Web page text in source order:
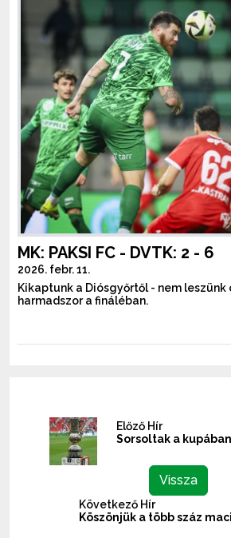
MK: PAKSI FC - DVTK: 2 - 6
2026. febr. 11.
Kikaptunk a Diósgyőrtől - nem
harmadszor a fináléban.
Előző Hír
Sorsoltak a
Vissza
Következő Hír
Köszönjük a több száz